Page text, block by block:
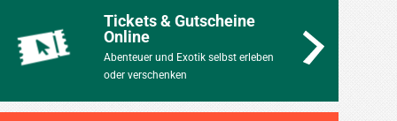
Tickets & Gutscheine
Online
Abenteuer und Exotik selbst erleben
oder verschenken